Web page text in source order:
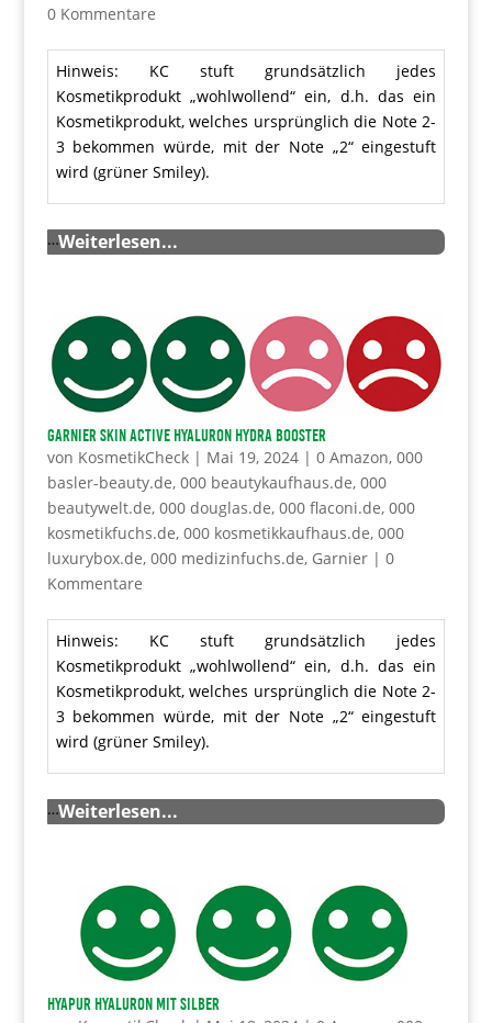
0 Kommentare
Hinweis: KC stuft grundsätzlich jedes
Kosmetikprodukt „wohlwollend“ ein, d.h. das ein
Kosmetikprodukt, welches ursprünglich die Note 2-
3 bekommen würde, mit der Note „2“ eingestuft
wird (grüner Smiley).
…Weiterlesen...
GARNIER Skin Active Hyaluron Hydra Booster
von KosmetikCheck| Mai 19, 2024| 0 Amazon, 000
basler-beauty.de, 000 beautykaufhaus.de, 000
beautywelt.de, 000 douglas.de, 000 flaconi.de, 000
kosmetikfuchs.de, 000 kosmetikkaufhaus.de, 000
luxurybox.de, 000 medizinfuchs.de, Garnier| 0
Kommentare
Hinweis: KC stuft grundsätzlich jedes
Kosmetikprodukt „wohlwollend“ ein, d.h. das ein
Kosmetikprodukt, welches ursprünglich die Note 2-
3 bekommen würde, mit der Note „2“ eingestuft
wird (grüner Smiley).
…Weiterlesen...
HYAPUR Hyaluron mit Silber